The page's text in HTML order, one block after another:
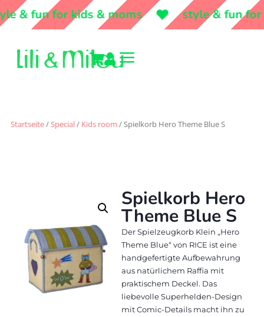
& fun for kids & moms style & fun for
a
Startseite/Special/ Kids room / Spielkorb Hero Theme Blue S
Spielkorb Hero
Theme Blue S
Der Spielzeugkorb Klein „Hero
Theme Blue“ von RICE ist eine
handgefertigte Aufbewahrung
aus natürlichem Raffia mit
praktischem Deckel. Das
liebevolle Superhelden-Design
mit Comic-Details macht ihn zu